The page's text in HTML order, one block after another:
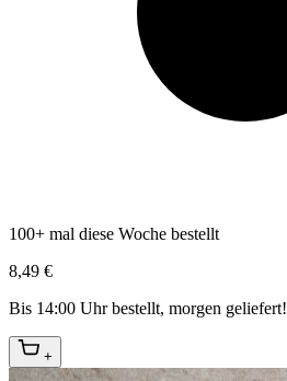
100+ mal diese Woche bestellt
8,49 €
Bis 14:00 Uhr bestellt, morgen geliefert!
+